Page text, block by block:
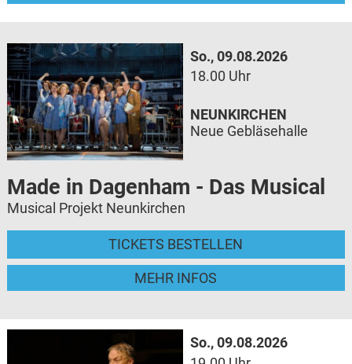
So., 09.08.2026
18.00 Uhr
Made in Dagenham - Das Musical
Musical Projekt Neunkirchen
TICKETS BESTELLEN
MEHR INFOS
NEUNKIRCHEN
Neue Gebläsehalle
So., 09.08.2026